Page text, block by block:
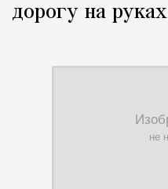
дорогу на руках